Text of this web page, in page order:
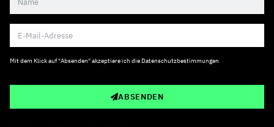
Mit dem Klick auf "Absenden" akzeptiere ich die Datenschutzbestimmungen
ABSENDEN